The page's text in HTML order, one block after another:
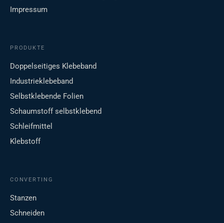
Impressum
PRODUKTE
Doppelseitiges Klebeband
Industrieklebeband
Selbstklebende Folien
Schaumstoff selbstklebend
Schleifmittel
Klebstoff
CONVERTING
Stanzen
Schneiden